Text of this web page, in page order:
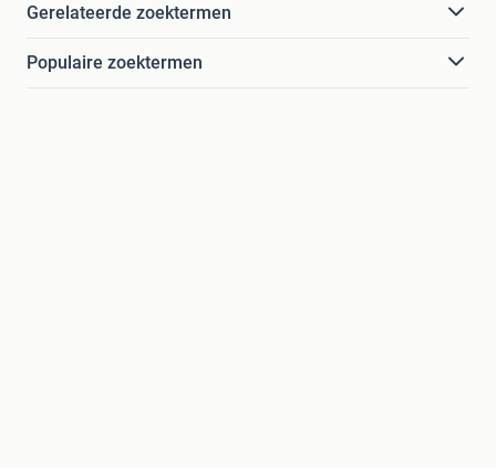
Gerelateerde zoektermen
Populaire zoektermen